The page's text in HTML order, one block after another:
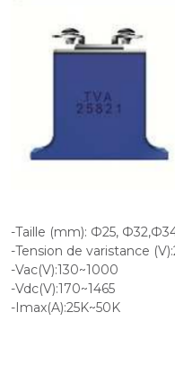
-Taille (mm): Ф25,
-Tension de varistance
-Vac(V):130~1000
-Vdc(V):170~1465
-Imax(A):25K~50K